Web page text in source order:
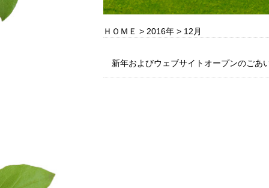
ＨＯＭＥ > 2016年 > 12月
新年およびウェブサイトオープンのごあ